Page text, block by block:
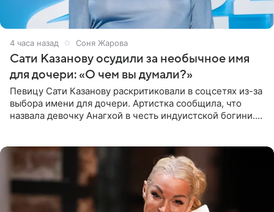
4 часа назад Соня Жарова
Сати Казанову осудили за необычное имя
для дочери: «О чем вы думали?»
Певицу Сати Казанову раскритиковали в соцсетях из-за
выбора имени для дочери. Артистка сообщила, что
назвала девочку Анагхой в честь индуистской богини.